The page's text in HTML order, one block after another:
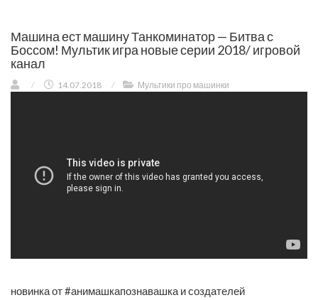
Машина ест машину Танкоминатор — Битва с
Боссом! Мультик игра новые серии 2018/ игровой
канал
/ 14.07.2018 / Мультики про машинки
новинка от #анимашкапознавашка и создателей